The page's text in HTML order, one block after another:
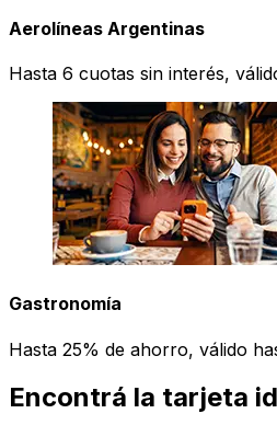
Aerolíneas Argentinas
Hasta 6 cuotas sin interés,
Gastronomía
Hasta 25% de ahorro, válido
Encontrá la tarjeta